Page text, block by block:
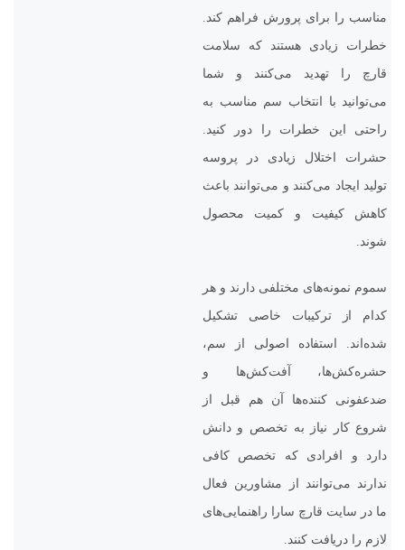
مناسب را برای پرورش فراهم کند.
خطرات زیادی هستند که سلامت
قارچ را تهدید می‌کنند و شما
می‌توانید با انتخاب سم مناسب به
راحتی این خطرات را دور کنید.
حشرات اختلال زیادی در پروسه
تولید ایجاد می‌کنند و می‌توانند باعث
کاهش کیفیت و کمیت محصول
شوند.
سموم نمونه‌های مختلفی دارند و هر
کدام از ترکیبات خاصی تشکیل
شده‌اند. استفاده اصولی از سم،
حشره‌کش‌ها، آفت‌کش‌ها و
ضدعفونی کننده‌ها آن هم قبل از
شروع کار نیاز به تخصص و دانش
دارد و افرادی که تخصص کافی
ندارند می‌توانند از مشاورین فعال
ما در سایت قارچ سارا راهنمایی‌های
لازم را دریافت کنند.